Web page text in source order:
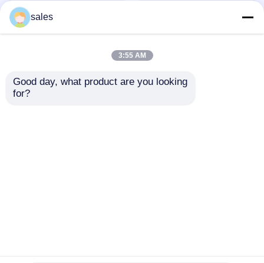
sales
3:55 AM
Good day, what product are you looking
for?